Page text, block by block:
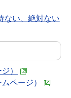
ない、絶対ない
）
ページ）